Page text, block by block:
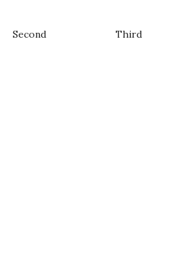
Second Third